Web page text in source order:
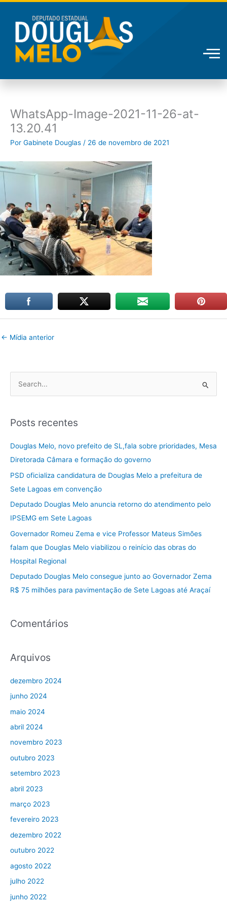
conteúdo
WhatsApp-Image-2021-11-26-at-
13.20.41
Por Gabinete Douglas / 26 de novembro de 2021
← Mídia anterior
q
p
o
r
:
Posts recentes
Douglas Melo, novo prefeito de SL,fala sobre prioridades, Mesa
Diretorada Câmara e formação do governo
PSD oficializa candidatura de Douglas Melo a prefeitura de
Sete Lagoas em convenção
Deputado Douglas Melo anuncia retorno do atendimento pelo
IPSEMG em Sete Lagoas
Governador Romeu Zema e vice Professor Mateus Simões
falam que Douglas Melo viabilizou o reinício das obras do
Hospital Regional
Deputado Douglas Melo consegue junto ao Governador Zema
R$ 75 milhões para pavimentação de Sete Lagoas até Araçaí
Comentários
Arquivos
dezembro 2024
junho 2024
maio 2024
abril 2024
novembro 2023
outubro 2023
setembro 2023
abril 2023
março 2023
fevereiro 2023
dezembro 2022
outubro 2022
agosto 2022
julho 2022
junho 2022